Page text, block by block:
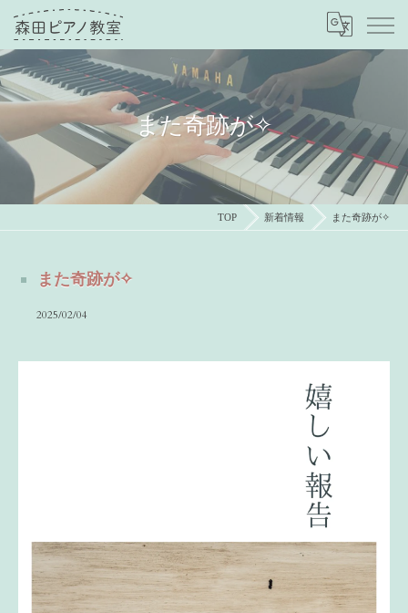
また奇跡が✧
TOP 新着情報 また奇跡が✧
また奇跡が✧
2025/02/04